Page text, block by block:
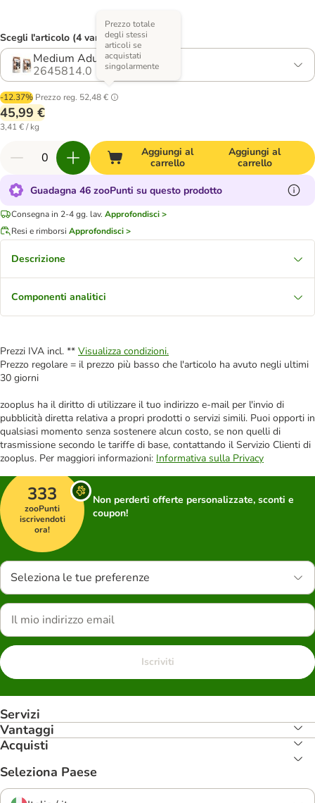
Scegli l'articolo (4 varianti)
Medium Adult
2645814.0
-12.37% Prezzo reg. 52,48 €
Prezzo totale
degli stessi
articoli se
acquistati
singolarmente
45,99 €
3,41 € / kg
Aggiungi al
carrello
Aggiungi al
carrello
Guadagna 46 zooPunti su questo prodotto
Consegna in 2-4 gg. lav. Approfondisci >
Resi e rimborsi Approfondisci >
Descrizione
Componenti analitici
Prezzi IVA incl. ** Visualizza condizioni.
Prezzo regolare = il prezzo più basso che l'articolo ha avuto negli ultimi
30 giorni
zooplus ha il diritto di utilizzare il tuo indirizzo e-mail per l'invio di
pubblicità diretta relativa a propri prodotti o servizi simili. Puoi opporti in
qualsiasi momento senza sostenere alcun costo, se non quelli di
trasmissione secondo le tariffe di base, contattando il Servizio Clienti di
zooplus. Per maggiori informazioni: Informativa sulla Privacy
333
zooPunti
iscrivendoti
ora!
Non perderti offerte personalizzate, sconti e
coupon!
Seleziona le tue preferenze
Iscriviti
Servizi
Vantaggi
Acquisti
Seleziona Paese